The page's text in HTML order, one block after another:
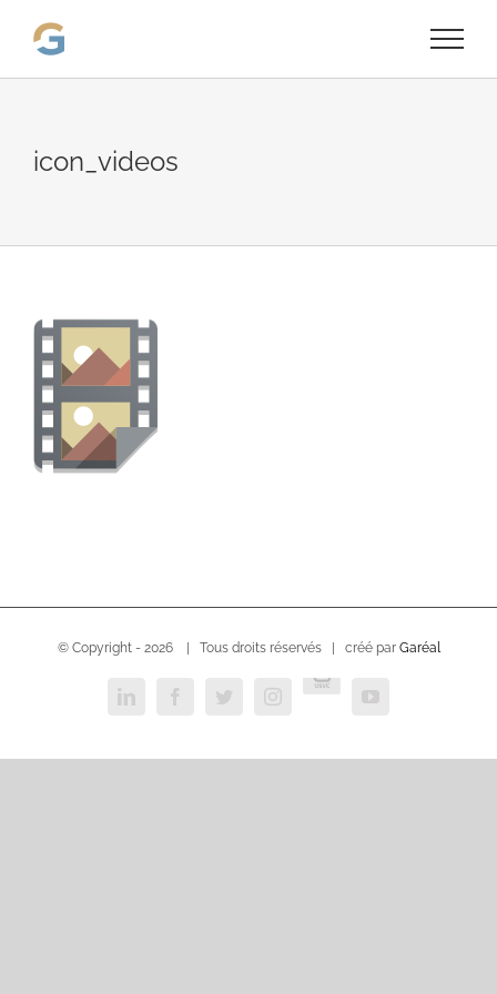
icon_videos
© Copyright - 2026 | Tous droits réservés | créé par Garéal
LinkedInFacebookTwitterInstagram
USVC
YouTube